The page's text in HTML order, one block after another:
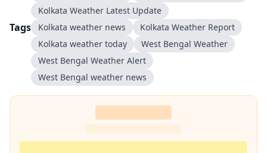
Tags
Kolkata Weather Latest Update
Kolkata weather news
Kolkata Weather Report
Kolkata weather today
West Bengal Weather
West Bengal Weather Alert
West Bengal weather news